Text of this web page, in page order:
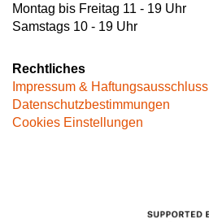
Montag bis Freitag 11 - 19 Uhr
Samstags 10 - 19 Uhr
Rechtliches
Impressum & Haftungsausschluss
Datenschutzbestimmungen
Cookies Einstellungen